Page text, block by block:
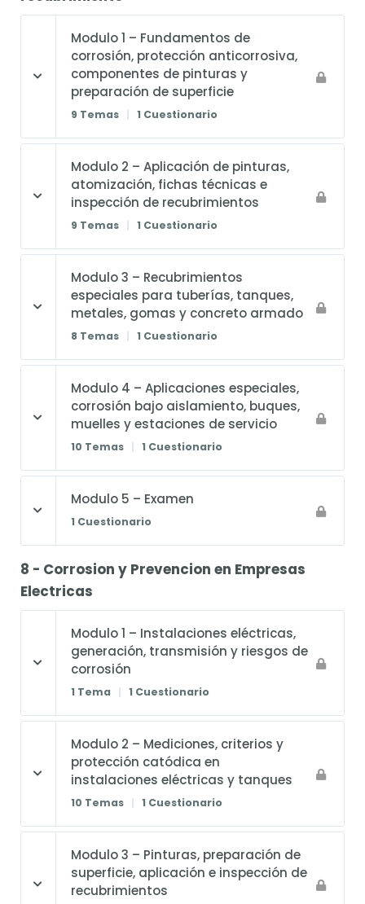
Modulo 1 – Fundamentos de
corrosión, protección anticorrosiva,
componentes de pinturas y
preparación de superficie
9 Temas | 1 Cuestionario
Modulo 2 – Aplicación de pinturas,
atomización, fichas técnicas e
inspección de recubrimientos
9 Temas | 1 Cuestionario
Modulo 3 – Recubrimientos
especiales para tuberías, tanques,
metales, gomas y concreto armado
8 Temas | 1 Cuestionario
Modulo 4 – Aplicaciones especiales,
corrosión bajo aislamiento, buques,
muelles y estaciones de servicio
10 Temas | 1 Cuestionario
Modulo 5 – Examen
1 Cuestionario
8 - Corrosion y Prevencion en Empresas
Electricas
Modulo 1 – Instalaciones eléctricas,
generación, transmisión y riesgos de
corrosión
1 Tema | 1 Cuestionario
Modulo 2 – Mediciones, criterios y
protección catódica en
instalaciones eléctricas y tanques
10 Temas | 1 Cuestionario
Modulo 3 – Pinturas, preparación de
superficie, aplicación e inspección de
recubrimientos